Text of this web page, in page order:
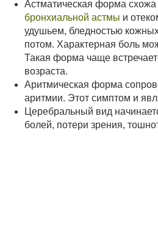
Астматическая форма схожа
бронхиальной астмы и
удушьем, бледностью
потом. Характерная боль
Такая форма чаще
возраста.
Аритмическая форма
аритмии. Этот симптом и
Церебральный вид
болей, потери зрения,